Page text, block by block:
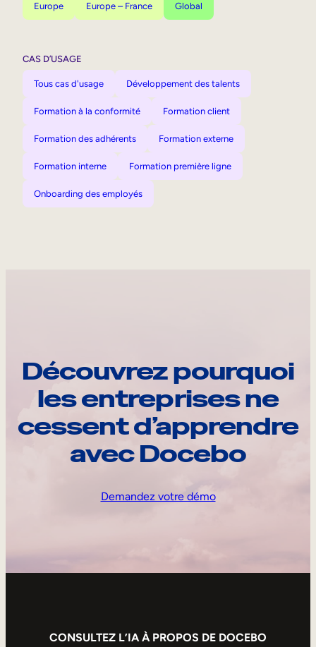
Europe Europe – France Global
CAS D’USAGE
Tous cas d'usage Développement des talents
Formation à la conformité Formation client
Formation des adhérents Formation externe
Formation interne Formation première ligne
Onboarding des employés
Découvrez pourquoi
les entreprises ne
cessent d’apprendre
avec Docebo
Demandez votre démo
CONSULTEZ L’IA À PROPOS DE DOCEBO